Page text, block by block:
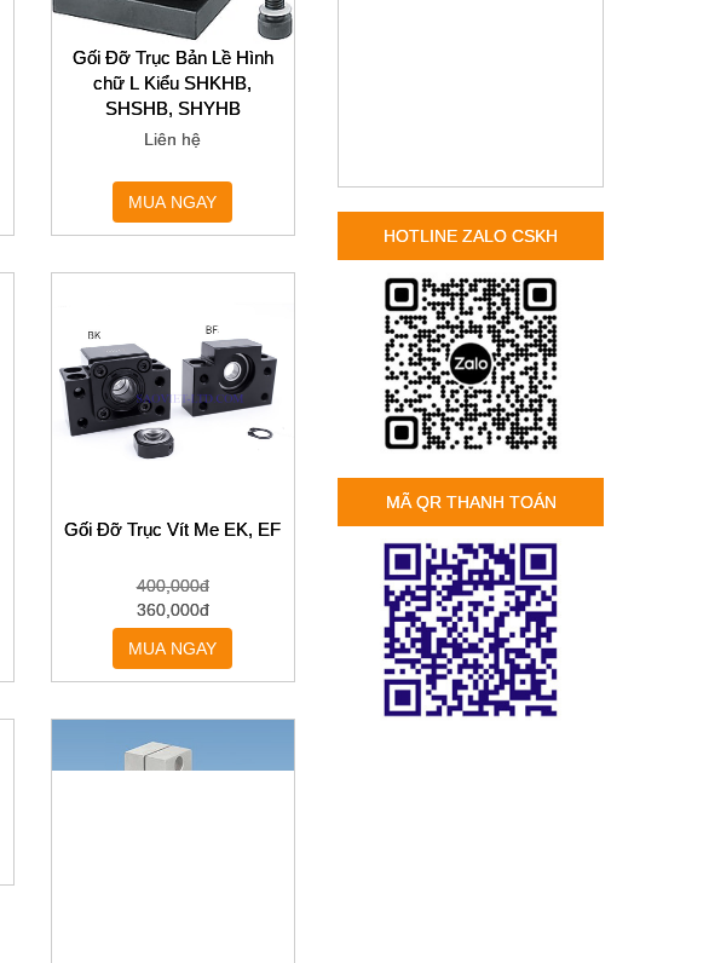
Gối Đỡ Trục Bản Lề Hình
chữ L Kiểu SHKHB,
SHSHB, SHYHB
Liên hệ
MUA NGAY
Gối Đỡ Trục Vít Me EK, EF
400,000đ
360,000đ
MUA NGAY
HOTLINE ZALO CSKH
MÃ QR THANH TOÁN